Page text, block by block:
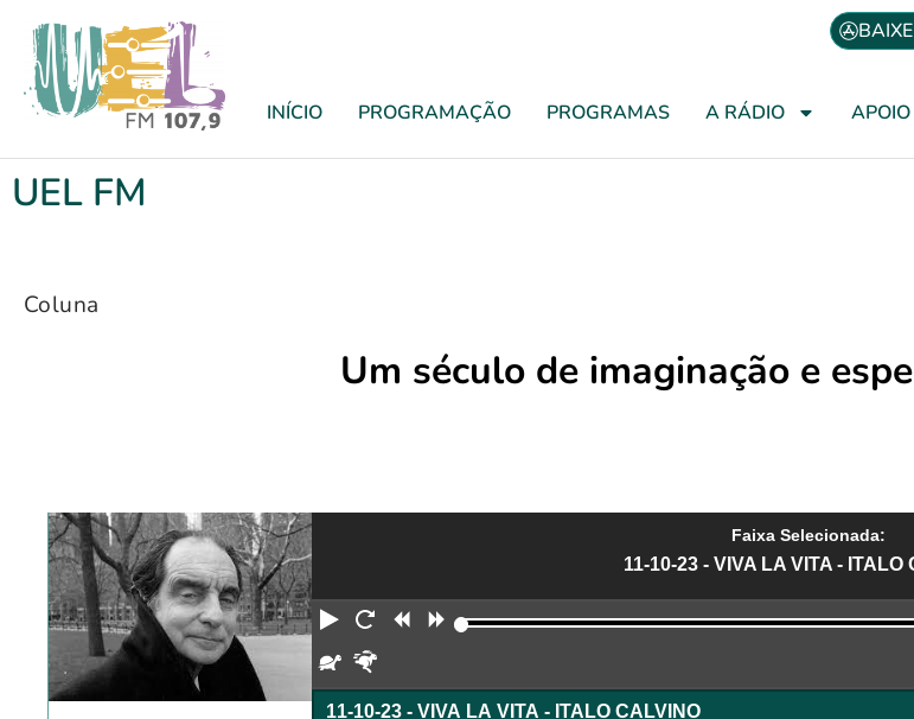
INÍCIO PROGRAMAÇÃO PROGRAMAS A RÁDIO
UEL FM
Coluna
Um século de imaginação e
Faixa Selecionada:
11-10-23 - VIVA LA VITA - ITALO
Reproduzir
Reiniciar
Retroceder
Avançar
Devagar
11-10-23 - VIVA LA VITA - ITALO CALVINO